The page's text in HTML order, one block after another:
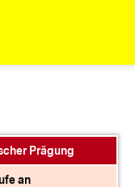
Prägung
an